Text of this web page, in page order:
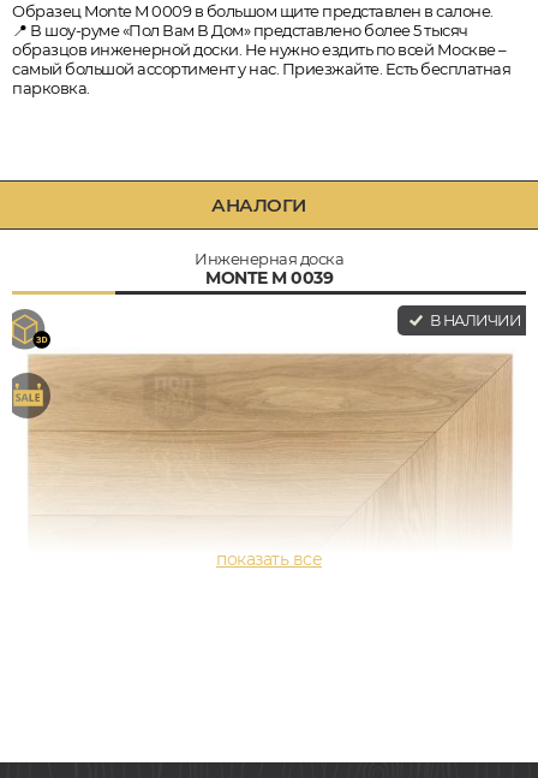
Образец Monte M 0009 в большом щите представлен в салоне.
📍 В шоу-руме «Пол Вам В Дом» представлено более 5 тысяч
образцов инженерной доски. Не нужно ездить по всей Москве –
самый большой ассортимент у нас. Приезжайте. Есть бесплатная
парковка.
АНАЛОГИ
Инженерная доска
MONTE M 0039
В НАЛИЧИИ